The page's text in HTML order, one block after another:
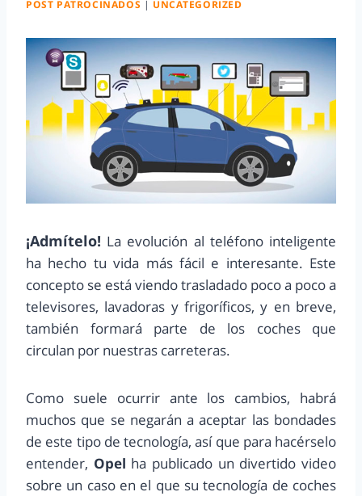
POST PATROCINADOS | UNCATEGORIZED
¡Admítelo! La evolución al teléfono inteligente
ha hecho tu vida más fácil e interesante. Este
concepto se está viendo trasladado poco a poco a
televisores, lavadoras y frigoríficos, y en breve,
también formará parte de los coches que
circulan por nuestras carreteras.
Como suele ocurrir ante los cambios, habrá
muchos que se negarán a aceptar las bondades
de este tipo de tecnología, así que para hacérselo
entender, Opel ha publicado un divertido video
sobre un caso en el que su tecnología de coches